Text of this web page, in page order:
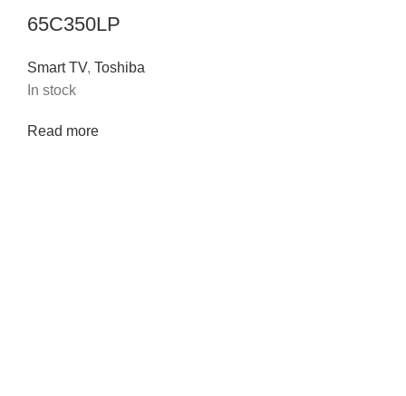
65C350LP
Smart TV, Toshiba
In stock
Read more